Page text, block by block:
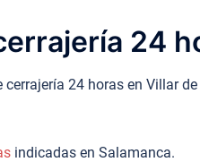
24
24 horas en Villar
indicadas en Salamanca.